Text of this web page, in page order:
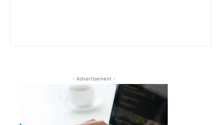
- Advertisement -